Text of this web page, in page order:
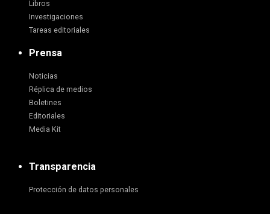
Libros
Investigaciones
Tareas editoriales
Prensa
Noticias
Réplica de medios
Boletines
Editoriales
Media Kit
Transparencia
Protección de datos personales